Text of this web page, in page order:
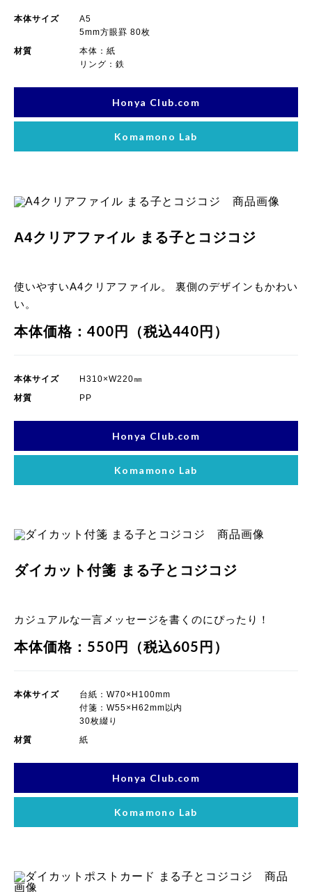
本体サイズ
A5
5mm方眼罫 80枚
材質
本体：紙
リング：鉄
Honya Club.com
Komamono Lab
A4クリアファイル まる子とコジコジ
使いやすいA4クリアファイル。 裏側のデザインもかわい
い。
本体価格：400円（税込440円）
本体サイズ
H310×W220㎜
材質
PP
Honya Club.com
Komamono Lab
ダイカット付箋 まる子とコジコジ
カジュアルな一言メッセージを書くのにぴったり！
本体価格：550円（税込605円）
本体サイズ
台紙：W70×H100mm
付箋：W55×H62mm以内
30枚綴り
材質
紙
Honya Club.com
Komamono Lab